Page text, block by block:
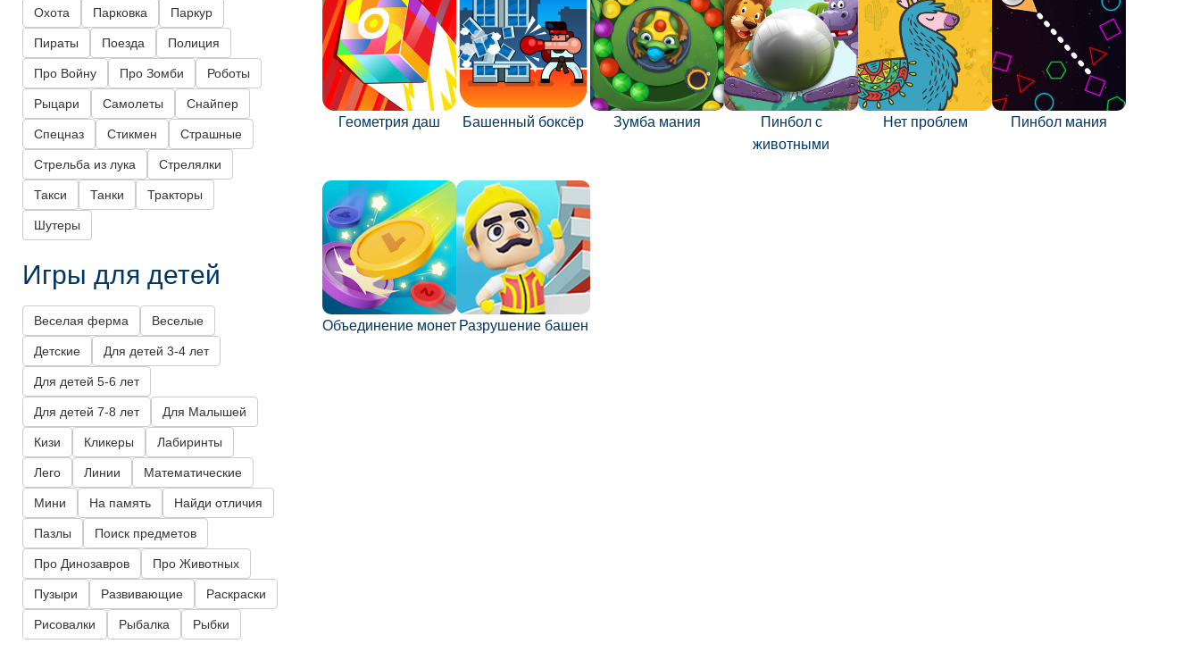
Геометрия даш Башенный боксёр Зумба мания
Пинбол с
животными
Нет проблем Пинбол мания
Объединение монет Разрушение башен
Охота Парковка Паркур
Пираты Поезда Полиция
Про Войну Про Зомби Роботы
Рыцари Самолеты Снайпер
Спецназ Стикмен Страшные
Стрельба из лука Стрелялки
Такси Танки Тракторы
Шутеры
Игры для детей
Веселая ферма Веселые
Детские Для детей 3-4 лет
Для детей 5-6 лет
Для детей 7-8 лет Для Малышей
Кизи Кликеры Лабиринты
Лего Линии Математические
Мини На память Найди отличия
Пазлы Поиск предметов
Про Динозавров Про Животных
Пузыри Развивающие Раскраски
Рисовалки Рыбалка Рыбки